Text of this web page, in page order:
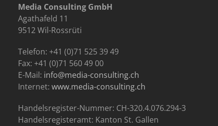
Media Consulting GmbH
Agathafeld 11
9512 Wil-Rossrüti
Telefon: +41 (0)71 525 39 49
Fax: +41 (0)71 560 49 00
E-Mail: info@media-consulting.ch
Internet:www.media-consulting.ch
Handelsregister-Nummer: CH-320.4.076.294-3
Handelsregisteramt: Kanton St. Gallen